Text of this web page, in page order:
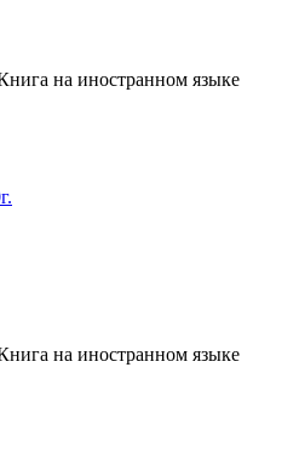
на иностранном языке
на иностранном языке